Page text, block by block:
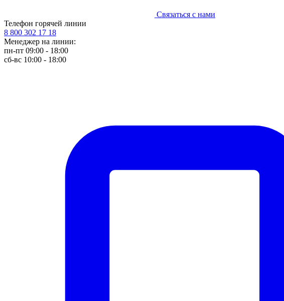
Связаться с нами
Телефон горячей линии
8 800 302 17 18
Менеджер на линии:
пн-пт 09:00 - 18:00
сб-вс 10:00 - 18:00